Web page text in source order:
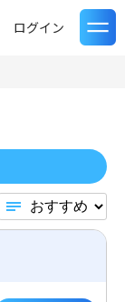
ログイン